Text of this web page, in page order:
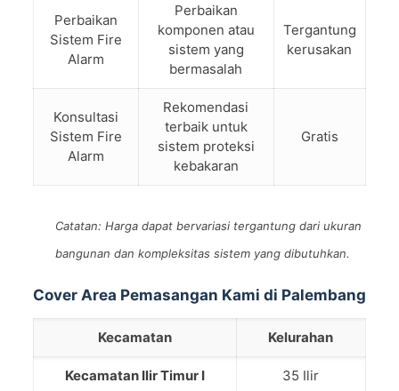
Perbaikan
Sistem Fire
Alarm
Perbaikan
komponen atau
sistem yang
bermasalah
Tergantung
kerusakan
Konsultasi
Sistem Fire
Alarm
Rekomendasi
terbaik untuk
sistem proteksi
kebakaran
Gratis
Catatan: Harga dapat bervariasi tergantung dari ukuran
bangunan dan kompleksitas sistem yang dibutuhkan.
Cover Area Pemasangan Kami di Palembang
Kecamatan Kelurahan
Kecamatan Ilir Timur I 35 Ilir